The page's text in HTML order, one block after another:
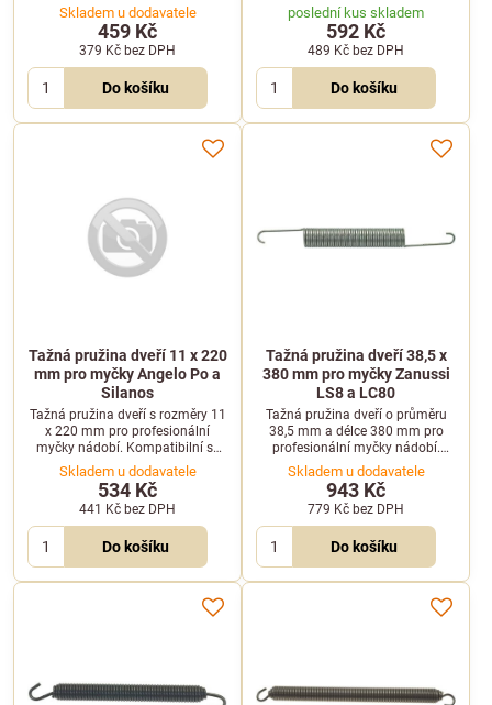
Pomáhá zajistit bezproblémové
otevírání a zavírání dveří.
Skladem u dodavatele
459 Kč
379 Kč bez DPH
Do košíku
Elframo, Emmepi a Komel.
Zajišťuje hladký chod dveřního
mechanismu.
poslední kus skladem
592 Kč
489 Kč bez DPH
Do košíku
Tažná pružina dveří 11 x 220
mm pro myčky Angelo Po a
Silanos
Tažná pružina dveří s rozměry 11
x 220 mm pro profesionální
myčky nádobí. Kompatibilní se
zařízeními značek Angelo Po a
Silanos.
Skladem u dodavatele
534 Kč
441 Kč bez DPH
Do košíku
Tažná pružina dveří 38,5 x
380 mm pro myčky Zanussi
LS8 a LC80
Tažná pružina dveří o průměru
38,5 mm a délce 380 mm pro
profesionální myčky nádobí.
Kompatibilní s modely Zanussi
LS8, LC80, WT50 a dalšími.
Skladem u dodavatele
943 Kč
779 Kč bez DPH
Do košíku